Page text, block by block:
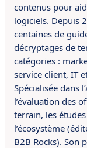
contenus pour
logiciels. Depuis
centaines de
décryptages de
catégories :
service client, IT
Spécialisée dans
l’évaluation des
terrain, les
l’écosystème
B2B Rocks). Son